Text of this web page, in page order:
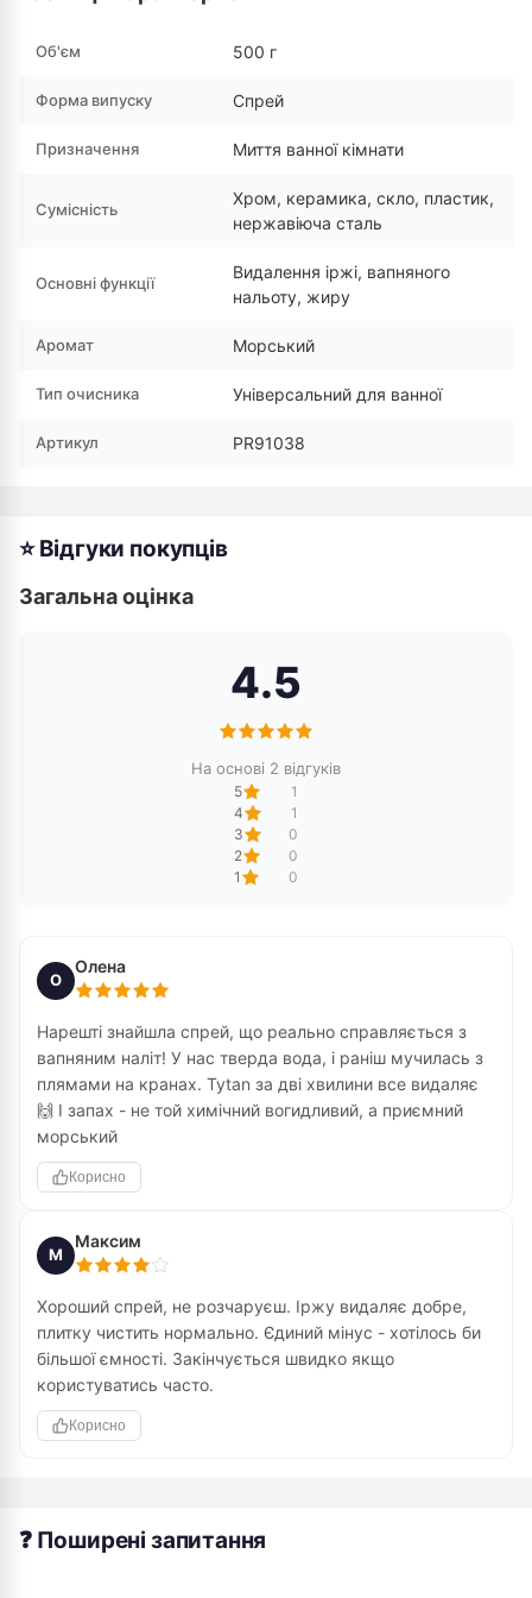
Об'єм 500 г
Форма випуску Спрей
Призначення Миття ванної кімнати
Сумісність
Хром, керамика, скло, пластик,
нержавіюча сталь
Основні функції
Видалення іржі, вапняного
нальоту, жиру
Аромат Морський
Тип очисника Універсальний для ванної
Артикул PR91038
⭐ Відгуки покупців
Загальна оцінка
4.5
На основі 2 відгуків
5
1
4
1
3
0
2
0
1
0
О
Олена
Нарешті знайшла спрей, що реально справляється з
вапняним наліт! У нас тверда вода, і раніш мучилась з
плямами на кранах. Tytan за дві хвилини все видаляє
🙌 І запах - не той химічний вогидливий, а приємний
морський
Корисно
М
Максим
Хороший спрей, не розчаруєш. Іржу видаляє добре,
плитку чистить нормально. Єдиний мінус - хотілось би
більшої ємності. Закінчується швидко якщо
користуватись часто.
Корисно
❓ Поширені запитання